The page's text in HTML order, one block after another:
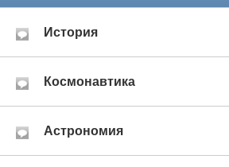
История
Космонавтика
Астрономия